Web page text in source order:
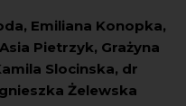
Emiliana Konopka,
Pietrzyk, Grażyna
Slocinska, dr
Żelewska